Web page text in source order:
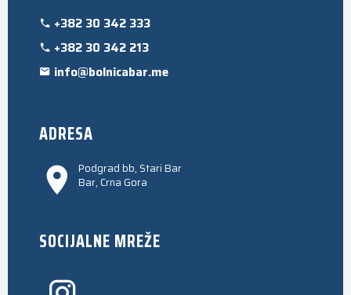
+382 30 342 333
+382 30 342 213
info@bolnicabar.me
ADRESA
Podgrad bb, Stari Bar
Bar, Crna Gora
SOCIJALNE MREŽE